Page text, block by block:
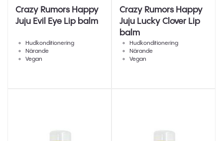
Crazy Rumors Happy
Juju Evil Eye Lip balm
Hudkonditionering
Närande
Vegan
Crazy Rumors Happy
Juju Lucky Clover Lip
balm
Hudkonditionering
Närande
Vegan